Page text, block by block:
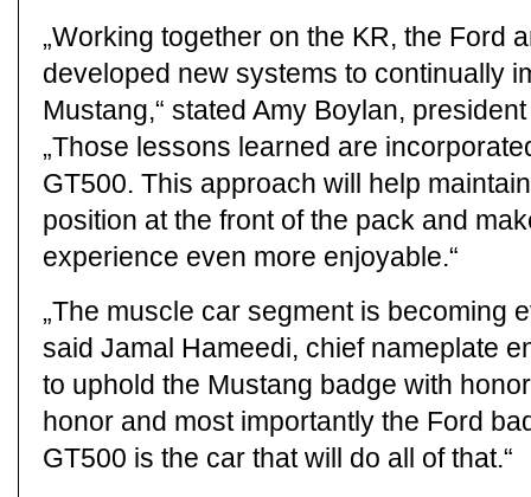
„Working together on the KR, the Ford
developed new systems to continually
Mustang,“ stated Amy Boylan,
„Those lessons learned are
GT500. This approach will help
position at the front of the pack and
experience even more enjoyable.“
„The muscle car segment is becoming
said Jamal Hameedi, chief nameplate
to uphold the Mustang badge with
honor and most importantly the Ford
GT500 is the car that will do all of that.“